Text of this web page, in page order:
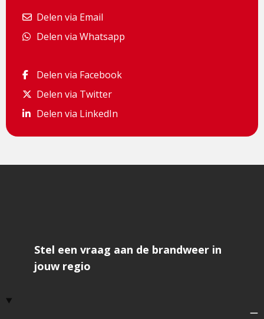
Delen via Email
Delen via Email
Delen via Whatsapp
Delen via Whatsapp
Delen via Facebook
Delen via Facebook
Delen via Twitter
Delen via Twitter
Delen via LinkedIn
Delen via LinkedIn
Stel een vraag aan de brandweer in
jouw regio